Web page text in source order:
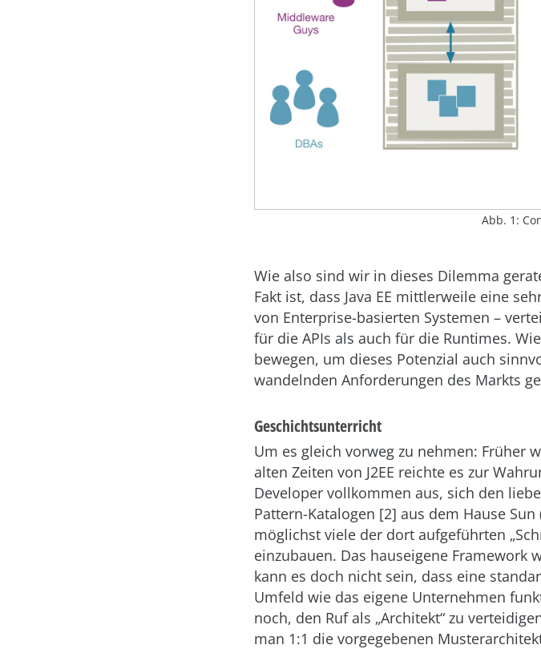
Abb. 1:
Wie also sind wir in dieses Dilemma
Fakt ist, dass Java EE mittlerweile eine
von Enterprise-basierten Systemen –
für die APIs als auch für die Runtimes.
bewegen, um dieses Potenzial auch
wandelnden Anforderungen des Markts
Geschichtsunterricht
Um es gleich vorweg zu nehmen: Früher
alten Zeiten von J2EE reichte es zur
Developer vollkommen aus, sich den
Pattern-Katalogen [2] aus dem Hause
möglichst viele der dort aufgeführten
einzubauen. Das hauseigene Framework
kann es doch nicht sein, dass eine
Umfeld wie das eigene Unternehmen
noch, den Ruf als „Architekt“ zu
man 1:1 die vorgegebenen